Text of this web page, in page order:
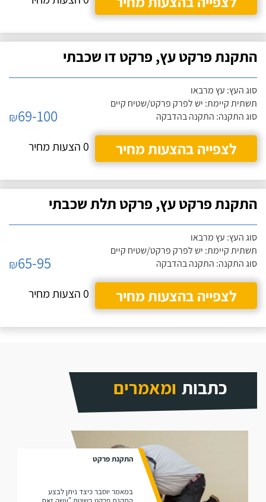
התקנת פרקט עץ, פרקט דו שכבתי
סוג העץ: עץ מרבאו
תשתית קיימת: יש לפרק פרקט/שטיח קיים
סוג התקנה: התקנה בהדבקה
₪69-100
לצפייה בהצעות מחיר
0 הצעות מחיר
התקנת פרקט עץ, פרקט תלת שכבתי
סוג העץ: עץ מרבאו
תשתית קיימת: יש לפרק פרקט/שטיח קיים
סוג התקנה: התקנה בהדבקה
₪65-95
לצפייה בהצעות מחיר
0 הצעות מחיר
כתבות ומאמרים
התקנת פרקט
במאמר יוסבר כיצד ניתן לבצע